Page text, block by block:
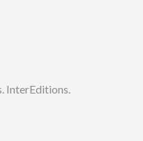
InterEditions.